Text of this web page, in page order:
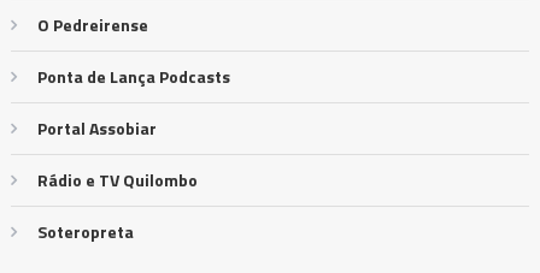
O Pedreirense
Ponta de Lança Podcasts
Portal Assobiar
Rádio e TV Quilombo
Soteropreta